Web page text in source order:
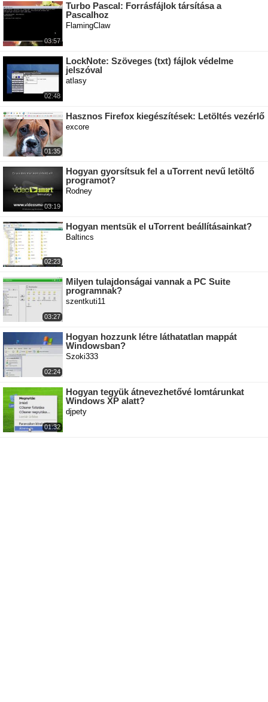
03:57
Turbo Pascal: Forrásfájlok társítása a
Pascalhoz
FlamingClaw
02:48
LockNote: Szöveges (txt) fájlok védelme
jelszóval
atlasy
01:35
Hasznos Firefox kiegészítések: Letöltés vezérlő
excore
03:19
Hogyan gyorsítsuk fel a uTorrent nevű letöltő
programot?
Rodney
02:23
Hogyan mentsük el uTorrent beállításainkat?
Baltincs
03:27
Milyen tulajdonságai vannak a PC Suite
programnak?
szentkuti11
02:24
Hogyan hozzunk létre láthatatlan mappát
Windowsban?
Szoki333
01:32
Hogyan tegyük átnevezhetővé lomtárunkat
Windows XP alatt?
djpety